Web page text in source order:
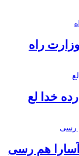
راه
خدا لع
هم رسی